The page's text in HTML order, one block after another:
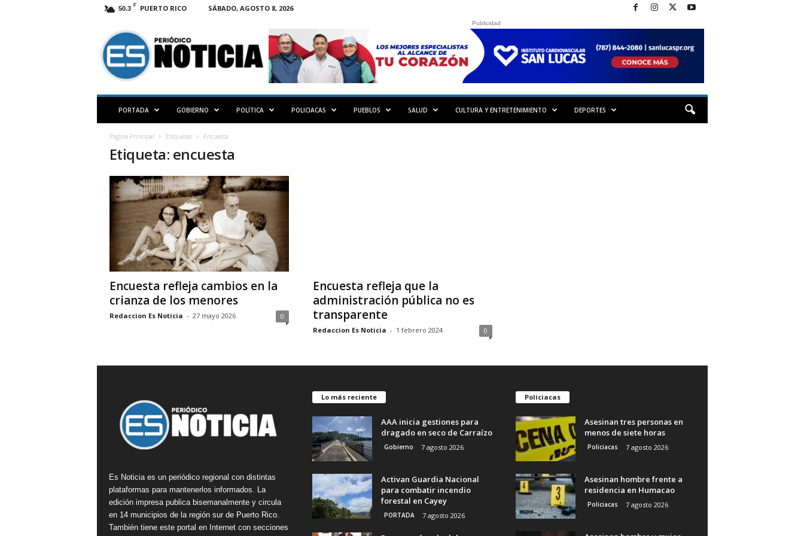
50.3 F PUERTO RICO SÁBADO, AGOSTO 8, 2026
S
N
O
Publicidad
PORTADA GOBIERNO POLÍTICA POLICIACAS PUEBLOS SALUD CULTURA Y ENTRETENIMIENTO DEPORTES
Página Principal Etiquetas Encuesta
Etiqueta: encuesta
Encuesta refleja cambios en la
crianza de los menores
Redaccion Es Noticia - 27 mayo 2026 0
Encuesta refleja que la
administración pública no es
transparente
Redaccion Es Noticia - 1 febrero 2024 0
Es Noticia es un periódico regional con distintas
plataformas para mantenerlos informados. La
edición impresa publica bisemanalmente y circula
en 14 municipios de la región sur de Puerto Rico.
También tiene este portal en Internet con secciones
Lo más reciente
AAA inicia gestiones para
dragado en seco de Carraízo
Gobierno 7 agosto 2026
Activan Guardia Nacional
para combatir incendio
forestal en Cayey
PORTADA 7 agosto 2026
Policiacas
Asesinan tres personas en
menos de siete horas
Policiacas 7 agosto 2026
Asesinan hombre frente a
residencia en Humacao
Policiacas 7 agosto 2026